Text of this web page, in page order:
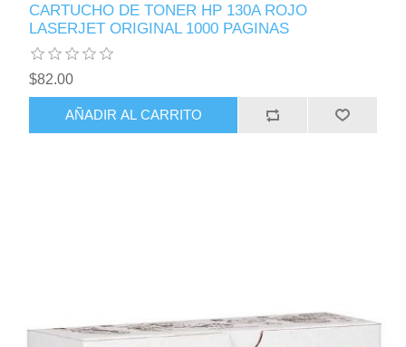
CARTUCHO DE TONER HP 130A ROJO
LASERJET ORIGINAL 1000 PAGINAS
$82.00
AÑADIR AL CARRITO